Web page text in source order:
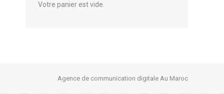
Votre panier est vide.
Agence de communication digitale Au Maroc